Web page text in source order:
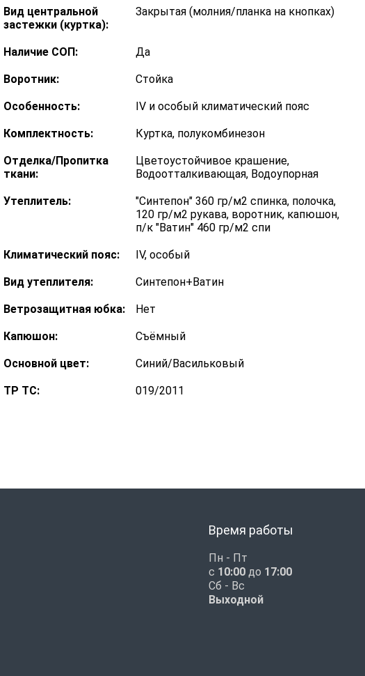
Вид центральной
застежки (куртка):
Закрытая (молния/планка на кнопках)
Наличие СОП: Да
Воротник: Стойка
Особенность: IV и особый климатический пояс
Комплектность: Куртка, полукомбинезон
Отделка/Пропитка
ткани:
Цветоустойчивое крашение,
Водоотталкивающая, Водоупорная
Утеплитель:
"Синтепон" 360 гр/м2 спинка, полочка,
120 гр/м2 рукава, воротник, капюшон,
п/к "Ватин" 460 гр/м2 спи
Климатический пояс: IV, особый
Вид утеплителя: Синтепон+Ватин
Ветрозащитная юбка: Нет
Капюшон: Съёмный
Основной цвет: Синий/Васильковый
ТР ТС: 019/2011
Время работы
Пн - Пт
с 10:00 до 17:00
Сб - Вс
Выходной